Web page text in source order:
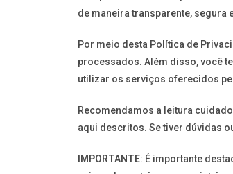
de maneira transparente, segura
Por meio desta Política de
processados. Além disso, você
utilizar os serviços oferecidos
Recomendamos a leitura
aqui descritos. Se tiver dúvidas
IMPORTANTE: É importante